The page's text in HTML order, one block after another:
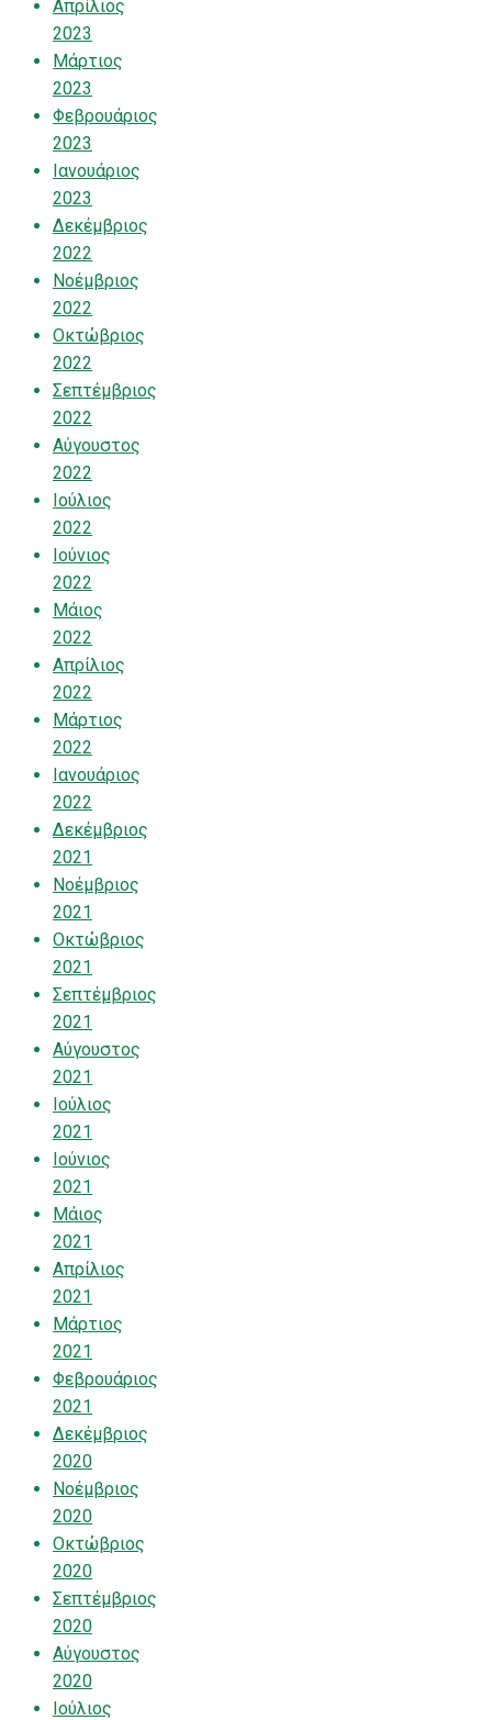
Απρίλιος
2023
Μάρτιος
2023
Φεβρουάριος
2023
Ιανουάριος
2023
Δεκέμβριος
2022
Νοέμβριος
2022
Οκτώβριος
2022
Σεπτέμβριος
2022
Αύγουστος
2022
Ιούλιος
2022
Ιούνιος
2022
Μάιος
2022
Απρίλιος
2022
Μάρτιος
2022
Ιανουάριος
2022
Δεκέμβριος
2021
Νοέμβριος
2021
Οκτώβριος
2021
Σεπτέμβριος
2021
Αύγουστος
2021
Ιούλιος
2021
Ιούνιος
2021
Μάιος
2021
Απρίλιος
2021
Μάρτιος
2021
Φεβρουάριος
2021
Δεκέμβριος
2020
Νοέμβριος
2020
Οκτώβριος
2020
Σεπτέμβριος
2020
Αύγουστος
2020
Ιούλιος